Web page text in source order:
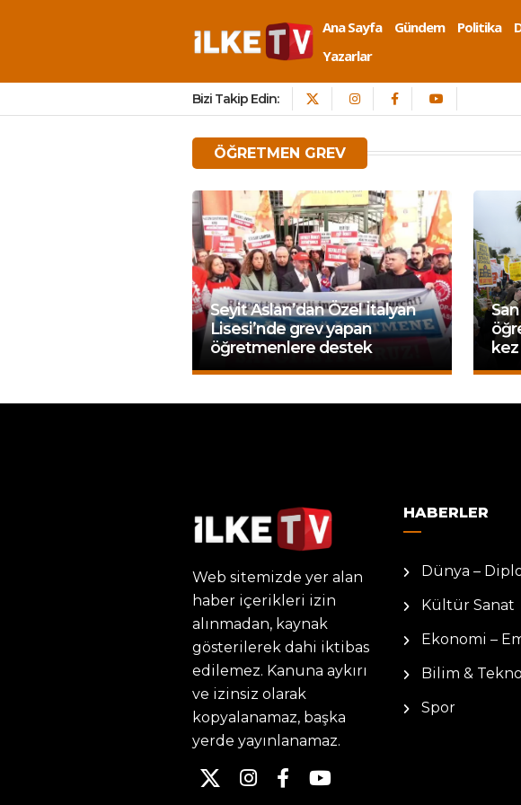
Ana Sayfa Gündem Politika
Yazarlar
Bizi Takip Edin:
ÖĞRETMEN GREV
Seyit Aslan’dan Özel İtalyan
Lisesi’nde grev yapan
öğretmenlere destek
Web sitemizde yer alan
haber içerikleri izin
alınmadan, kaynak
gösterilerek dahi iktibas
edilemez. Kanuna aykırı
ve izinsiz olarak
kopyalanamaz, başka
yerde yayınlanamaz.
HABERLER
Dünya –
Kültür Sanat
Ekonomi –
Bilim &
Spor